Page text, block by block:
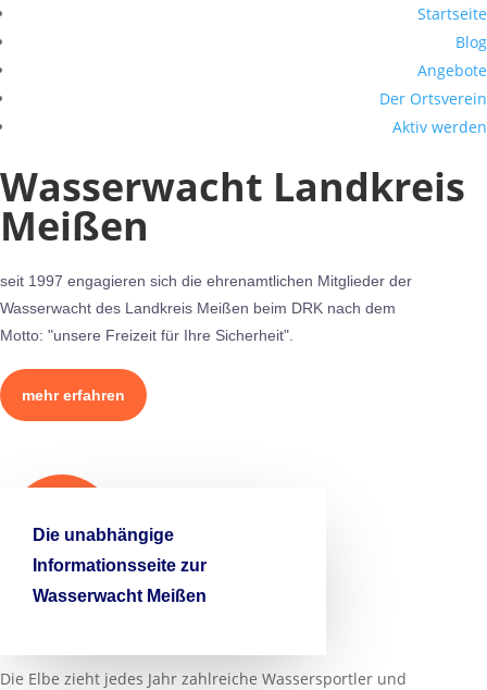
Startseite
Blog
Angebote
Der Ortsverein
Aktiv werden
Wasserwacht Landkreis
Meißen
seit 1997 engagieren sich die ehrenamtlichen Mitglieder der
Wasserwacht des Landkreis Meißen beim DRK nach dem
Motto: "unsere Freizeit für Ihre Sicherheit".
mehr erfahren

Die unabhängige
Informationsseite zur
Wasserwacht Meißen
Die Elbe zieht jedes Jahr zahlreiche Wassersportler und